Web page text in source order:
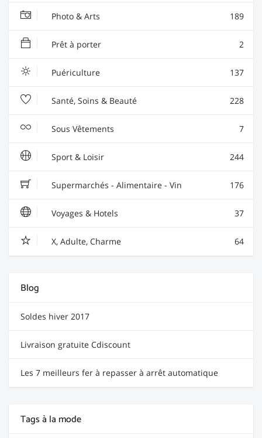
Photo & Arts 189
Prêt à porter 2
Puériculture 137
Santé, Soins & Beauté 228
Sous Vêtements 7
Sport & Loisir 244
Supermarchés - Alimentaire - Vin 176
Voyages & Hotels 37
X, Adulte, Charme 64
Blog
Soldes hiver 2017
Livraison gratuite Cdiscount
Les 7 meilleurs fer à repasser à arrêt automatique
Tags à la mode